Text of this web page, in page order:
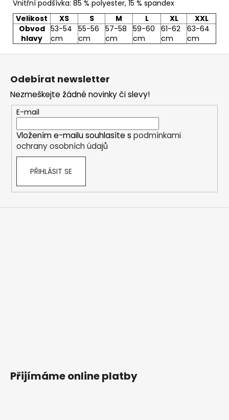
Vnitřní podšívka: 85 % polyester, 15 % spandex
Velikost
XS S M L XL
XXL
Obvod
hlavy
53-54
cm
55-56
cm
57-58
cm
59-60
cm
61-62
cm
63-64
cm
Z
Odebírat newsletter
Nezmeškejte žádné novinky či slevy!
E-mail
Vložením e-mailu souhlasíte s podmínkami
ochrany osobních údajů
PŘIHLÁSIT SE
Přijímáme online platby